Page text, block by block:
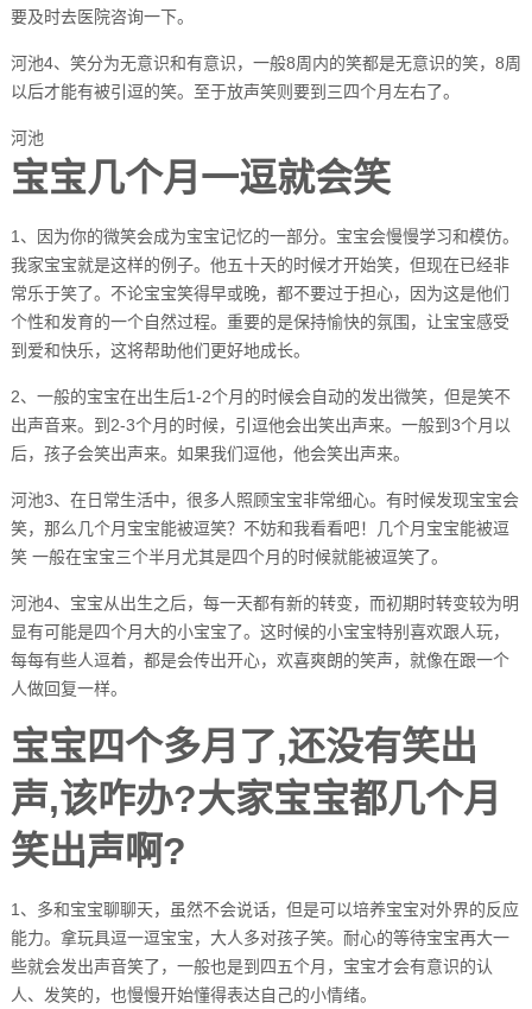
要及时去医院咨询一下。
河池4、笑分为无意识和有意识，一般8周内的笑都是无意识的笑，8周
以后才能有被引逗的笑。至于放声笑则要到三四个月左右了。
河池
宝宝几个月一逗就会笑
1、因为你的微笑会成为宝宝记忆的一部分。宝宝会慢慢学习和模仿。
我家宝宝就是这样的例子。他五十天的时候才开始笑，但现在已经非
常乐于笑了。不论宝宝笑得早或晚，都不要过于担心，因为这是他们
个性和发育的一个自然过程。重要的是保持愉快的氛围，让宝宝感受
到爱和快乐，这将帮助他们更好地成长。
2、一般的宝宝在出生后1-2个月的时候会自动的发出微笑，但是笑不
出声音来。到2-3个月的时候，引逗他会出笑出声来。一般到3个月以
后，孩子会笑出声来。如果我们逗他，他会笑出声来。
河池3、在日常生活中，很多人照顾宝宝非常细心。有时候发现宝宝会
笑，那么几个月宝宝能被逗笑？不妨和我看看吧！几个月宝宝能被逗
笑 一般在宝宝三个半月尤其是四个月的时候就能被逗笑了。
河池4、宝宝从出生之后，每一天都有新的转变，而初期时转变较为明
显有可能是四个月大的小宝宝了。这时候的小宝宝特别喜欢跟人玩，
每每有些人逗着，都是会传出开心，欢喜爽朗的笑声，就像在跟一个
人做回复一样。
宝宝四个多月了,还没有笑出
声,该咋办?大家宝宝都几个月
笑出声啊?
1、多和宝宝聊聊天，虽然不会说话，但是可以培养宝宝对外界的反应
能力。拿玩具逗一逗宝宝，大人多对孩子笑。耐心的等待宝宝再大一
些就会发出声音笑了，一般也是到四五个月，宝宝才会有意识的认
人、发笑的，也慢慢开始懂得表达自己的小情绪。